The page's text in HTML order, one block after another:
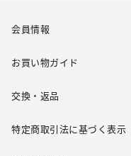
会員情報
お買い物ガイド
交換・返品
特定商取引法に基づく表示